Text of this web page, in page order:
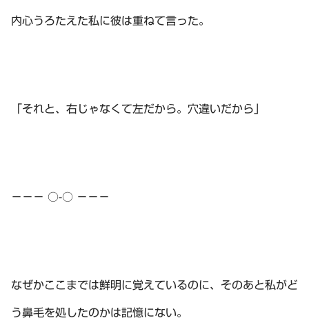
内心うろたえた私に彼は重ねて言った。
「それと、右じゃなくて左だから。穴違いだから」
－－－ ○-○ －－－
なぜかここまでは鮮明に覚えているのに、そのあと私がど
う鼻毛を処したのかは記憶にない。